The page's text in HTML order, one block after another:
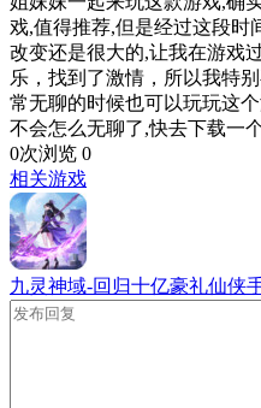
戏,值得推荐,但是经过这段时
改变还是很大的,让我在游戏
乐，找到了激情，所以我特
常无聊的时候也可以玩玩这
不会怎么无聊了,快去下载一
0次浏览 0
相关游戏
九灵神域-回归十亿豪礼仙侠